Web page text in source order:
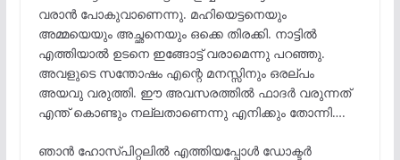
വരാൻ പോകുവാണെന്നു. മഹിയെട്ടനെയും
അമ്മയെയും അച്ഛനെയും ഒക്കെ തിരക്കി. നാട്ടിൽ
എത്തിയാൽ ഉടനെ ഇങ്ങോട്ട് വരാമെന്നു പറഞ്ഞു.
അവളുടെ സന്തോഷം എന്റെ മനസ്സിനും ഒരല്പം
അയവു വരുത്തി. ഈ അവസരത്തിൽ ഫാദർ വരുന്നത്
എന്ത് കൊണ്ടും നല്ലതാണെന്നു എനിക്കും തോന്നി….
ഞാൻ ഹോസ്പിറ്റലിൽ എത്തിയപ്പോൾ ഡോക്ടർ